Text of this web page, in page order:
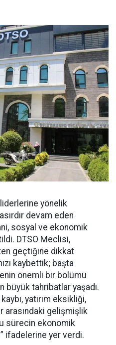
yönelik
devam eden
sosyal ve ekonomik
DTSO Meclisi,
geçtiğine dikkat
kaybettik; başta
önemli bir bölümü
büyük tahribatlar yaşadı.
yatırım eksikliği,
arasındaki gelişmişlik
sürecin ekonomik
ifadelerine yer verdi.